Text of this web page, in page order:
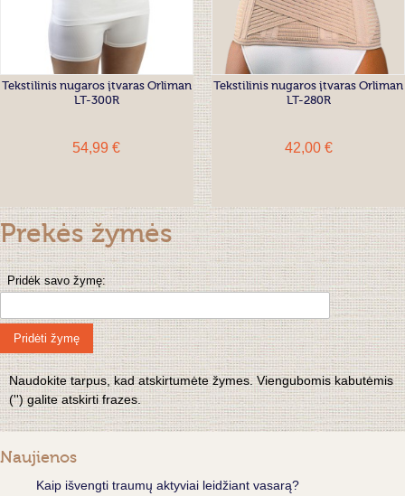
Tekstilinis nugaros įtvaras Orliman
LT-300R
54,99 €
Tekstilinis nugaros įtvaras Orliman
LT-280R
42,00 €
Prekės žymės
Pridėk savo žymę:
Pridėti žymę
Naudokite tarpus, kad atskirtumėte žymes. Viengubomis kabutėmis
('') galite atskirti frazes.
Naujienos
Kaip išvengti traumų aktyviai leidžiant vasarą?